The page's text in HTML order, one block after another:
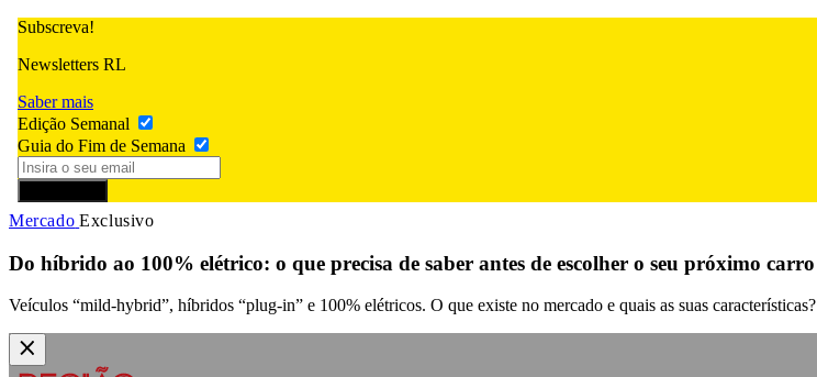
Subscreva!
Newsletters RL
Saber mais
Edição Semanal
Guia do Fim de Semana
Mercado Exclusivo
Do híbrido ao 100% elétrico: o que precisa de saber antes de escolher o seu próximo carro
Veículos “mild-hybrid”, híbridos “plug-in” e 100% elétricos. O que existe no mercado e quais as suas características?